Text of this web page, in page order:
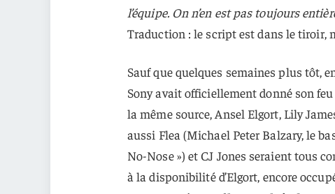
l’équipe. On n’en est pas toujours
Traduction : le script est dans le tiroir,
Sauf que quelques semaines plus tôt,
Sony avait officiellement donné son
la même source, Ansel Elgort, Lily
aussi Flea (Michael Peter Balzary, le
No-Nose ») et CJ Jones seraient tous
à la disponibilité d’Elgort, encore